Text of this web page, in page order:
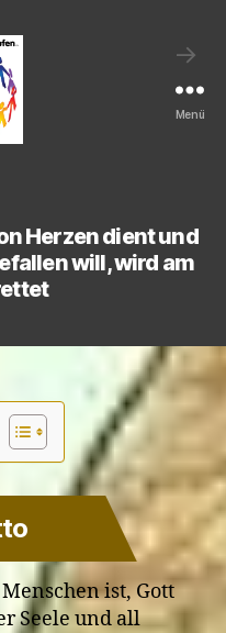
→
Menü
Herzen dient und
will, wird am
ist, Gott
Seele und all